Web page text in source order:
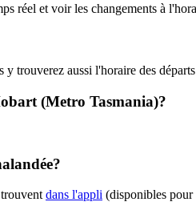
réel et voir les changements à
y trouverez aussi l'horaire des
(Metro Tasmania)?
dans l'appli (disponibles pour